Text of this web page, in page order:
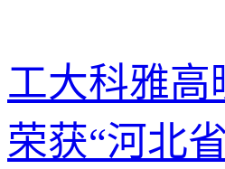
工大科雅高
荣获“河北